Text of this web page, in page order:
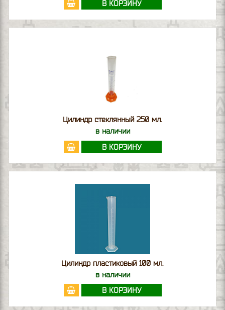
В КОРЗИНУ
Цилиндр стеклянный 250 мл.
в наличии
В КОРЗИНУ
Цилиндр пластиковый 100 мл.
в наличии
В КОРЗИНУ